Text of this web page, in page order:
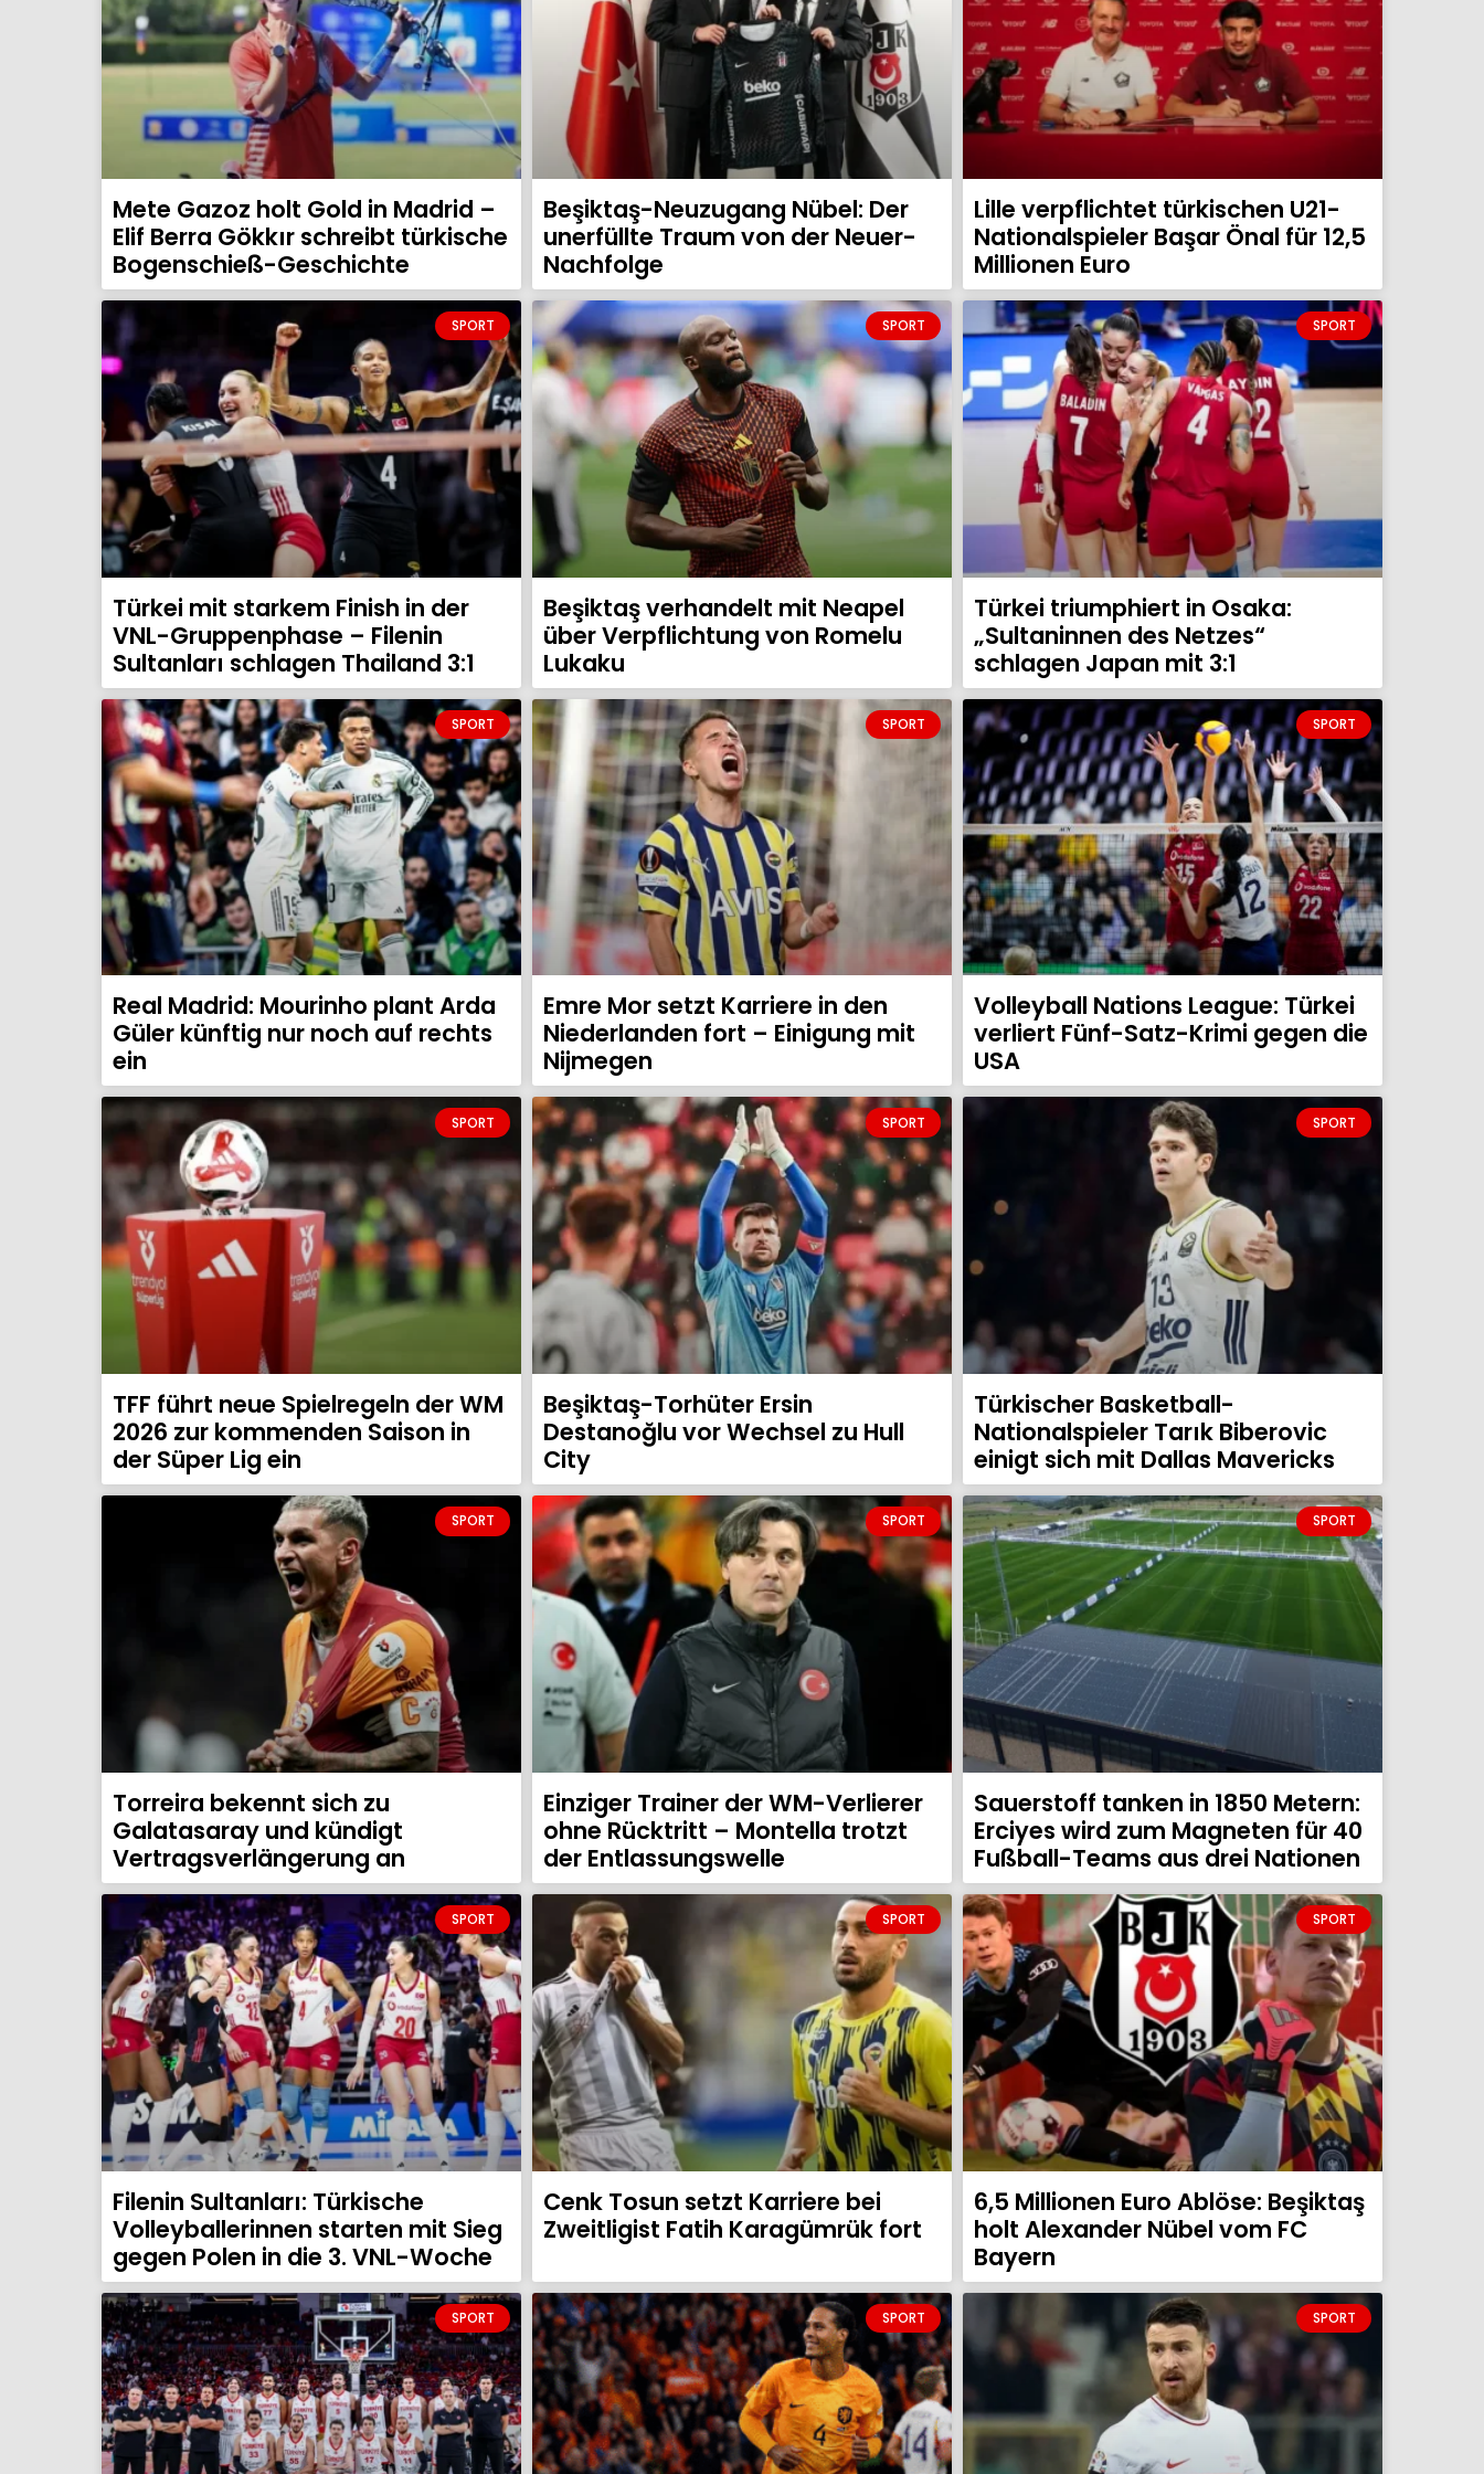
Mete Gazoz holt Gold in Madrid –
Elif Berra Gökkır schreibt türkische
Bogenschieß-Geschichte
Beşiktaş-Neuzugang Nübel: Der
unerfüllte Traum von der Neuer-
Nachfolge
Lille verpflichtet türkischen U21-
Nationalspieler Başar Önal für 12,5
Millionen Euro
SPORT
Türkei mit starkem Finish in der
VNL-Gruppenphase – Filenin
Sultanları schlagen Thailand 3:1
SPORT
Beşiktaş verhandelt mit Neapel
über Verpflichtung von Romelu
Lukaku
SPORT
Türkei triumphiert in Osaka:
„Sultaninnen des Netzes“
schlagen Japan mit 3:1
SPORT
Real Madrid: Mourinho plant Arda
Güler künftig nur noch auf rechts
ein
SPORT
Emre Mor setzt Karriere in den
Niederlanden fort – Einigung mit
Nijmegen
SPORT
Volleyball Nations League: Türkei
verliert Fünf-Satz-Krimi gegen die
USA
SPORT
TFF führt neue Spielregeln der WM
2026 zur kommenden Saison in
der Süper Lig ein
SPORT
Beşiktaş-Torhüter Ersin
Destanoğlu vor Wechsel zu Hull
City
SPORT
Türkischer Basketball-
Nationalspieler Tarık Biberovic
einigt sich mit Dallas Mavericks
SPORT
Torreira bekennt sich zu
Galatasaray und kündigt
Vertragsverlängerung an
SPORT
Einziger Trainer der WM-Verlierer
ohne Rücktritt – Montella trotzt
der Entlassungswelle
SPORT
Sauerstoff tanken in 1850 Metern:
Erciyes wird zum Magneten für 40
Fußball-Teams aus drei Nationen
SPORT
Filenin Sultanları: Türkische
Volleyballerinnen starten mit Sieg
gegen Polen in die 3. VNL-Woche
SPORT
Cenk Tosun setzt Karriere bei
Zweitligist Fatih Karagümrük fort
SPORT
6,5 Millionen Euro Ablöse: Beşiktaş
holt Alexander Nübel vom FC
Bayern
SPORT SPORT SPORT